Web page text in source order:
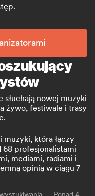
nowej muzyki
żywo, festiwale i trasy
która łączy
profesjonalistami
mediami, radiami i
opinią w ciągu 7